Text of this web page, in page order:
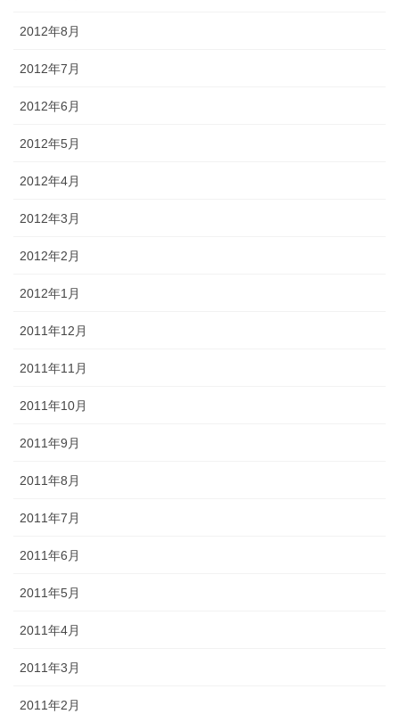
2012年8月
2012年7月
2012年6月
2012年5月
2012年4月
2012年3月
2012年2月
2012年1月
2011年12月
2011年11月
2011年10月
2011年9月
2011年8月
2011年7月
2011年6月
2011年5月
2011年4月
2011年3月
2011年2月